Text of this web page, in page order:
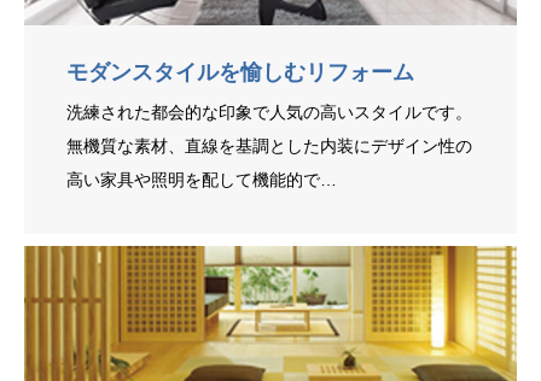
モダンスタイルを愉しむリフォーム
洗練された都会的な印象で人気の高いスタイルです。
無機質な素材、直線を基調とした内装にデザイン性の
高い家具や照明を配して機能的で…